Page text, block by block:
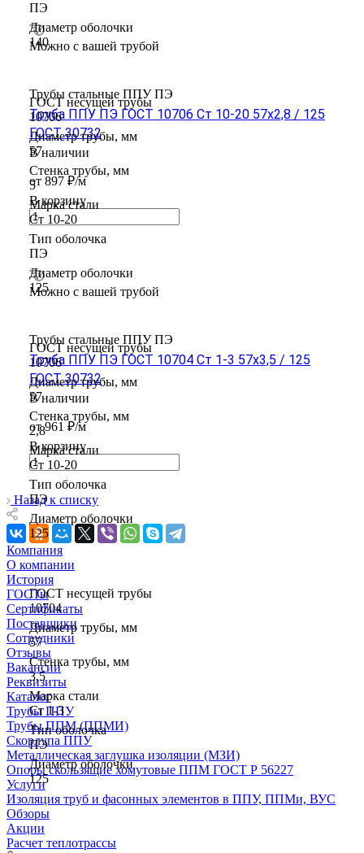
ПЭ
Диаметр оболочки
140
ГОСТ несущей трубы
10706
Диаметр трубы, мм
57
Стенка трубы, мм
5
Марка стали
Ст 10-20
Тип оболочка
ПЭ
Диаметр оболочки
125
ГОСТ несущей трубы
10706
Диаметр трубы, мм
57
Стенка трубы, мм
2,8
Марка стали
Ст 10-20
Тип оболочка
ПЭ
Диаметр оболочки
125
Можно с вашей трубой
Трубы стальные ППУ ПЭ
Труба ППУ ПЭ ГОСТ 10706 Ст 10-20 57x2,8 / 125
ГОСТ 30732
В наличии
от 897 ₽/м
В корзину
ГОСТ несущей трубы
10704
Диаметр трубы, мм
57
Стенка трубы, мм
3,5
Марка стали
Ст 1-3
Тип оболочка
ПЭ
Диаметр оболочки
125
Можно с вашей трубой
Трубы стальные ППУ ПЭ
Труба ППУ ПЭ ГОСТ 10704 Ст 1-3 57x3,5 / 125
ГОСТ 30732
В наличии
от 961 ₽/м
В корзину
Назад к списку
Компания
О компании
История
ГОСТы
Сертификаты
Поставщики
Сотрудники
Отзывы
Вакансии
Реквизиты
Каталог
Трубы ППУ
Трубы ППМ (ППМИ)
Скорлупа ППУ
Металлическая заглушка изоляции (МЗИ)
Опоры скользящие хомутовые ППМ ГОСТ Р 56227
Услуги
Изоляция труб и фасонных элементов в ППУ, ППМи, ВУС
Обзоры
Акции
Расчет теплотрассы